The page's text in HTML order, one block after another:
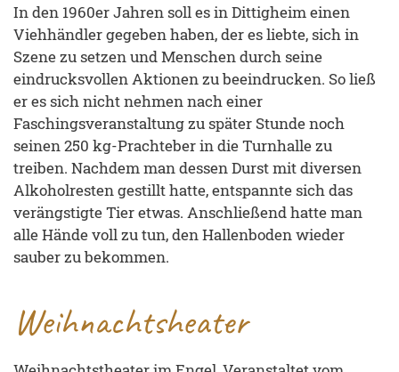
In den 1960er Jahren soll es in Dittigheim einen
Viehhändler gegeben haben, der es liebte, sich in
Szene zu setzen und Menschen durch seine
eindrucksvollen Aktionen zu beeindrucken. So ließ
er es sich nicht nehmen nach einer
Faschingsveranstaltung zu später Stunde noch
seinen 250 kg-Prachteber in die Turnhalle zu
treiben. Nachdem man dessen Durst mit diversen
Alkoholresten gestillt hatte, entspannte sich das
verängstigte Tier etwas. Anschließend hatte man
alle Hände voll zu tun, den Hallenboden wieder
sauber zu bekommen.
Weihnachtsheater